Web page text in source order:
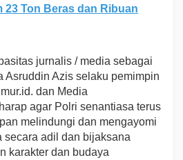
23 Ton Beras dan Ribuan
jurnalis / media sebagai
Asruddin Azis selaku pemimpin
dan Media
agar Polri senantiasa terus
melindungi dan mengayomi
secara adil dan bijaksana
karakter dan budaya